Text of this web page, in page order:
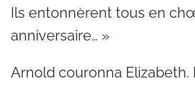
Ils entonnèrent tous en
anniversaire… »
Arnold couronna Elizabeth.